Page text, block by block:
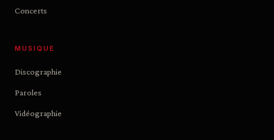
Concerts
MUSIQUE
Discographie
Paroles
Vidéographie